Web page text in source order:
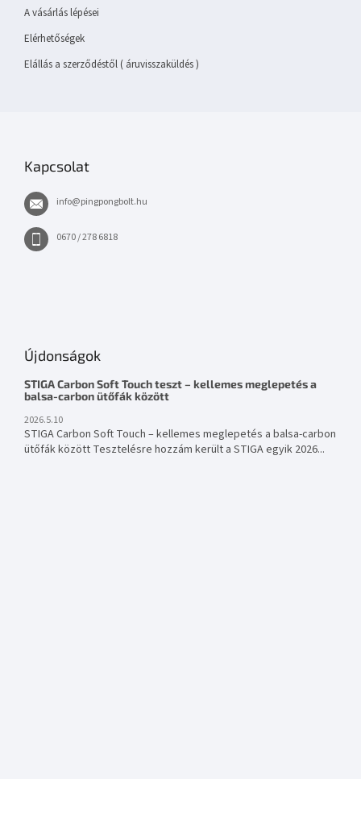
A vásárlás lépései
Elérhetőségek
Elállás a szerződéstől ( áruvisszaküldés )
Kapcsolat
info@pingpongbolt.hu
0670 / 278 6818
Újdonságok
STIGA Carbon Soft Touch teszt – kellemes meglepetés a
balsa-carbon ütőfák között
2026.5.10
STIGA Carbon Soft Touch – kellemes meglepetés a balsa-carbon
ütőfák között Tesztelésre hozzám került a STIGA egyik 2026...